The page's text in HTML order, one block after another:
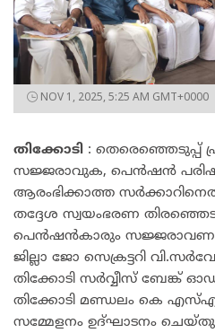
NOV 1, 2025, 5:25 AM GMT+0000
തിക്കോടി : തെരെഞ്ഞെടുപ്പ്
സജ്ജരാവുക, പെൻഷൻ
ആരംഭിക്കാത്ത
തദ്ദേശ സ്വയംഭരണ
പെൻഷൻകാരും
ജില്ലാ ജോ സെക്രട്ടറി
തിക്കോടി സർവ്വീസ് ബേങ്ക്
തിക്കോടി മണ്ഡലം കെ
സമ്മേളനം ഉദ്ഘാടനം ചെയ്തു